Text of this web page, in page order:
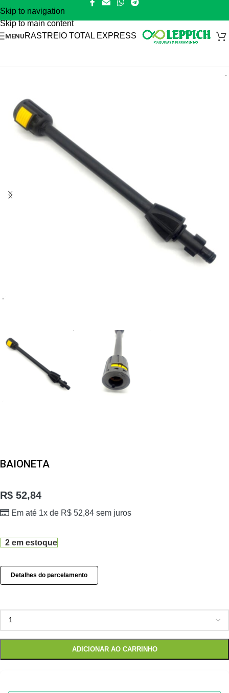
Skip to navigation
Skip to main content
MENU RASTREIO TOTAL EXPRESS
BAIONETA
R$ 52,84
Em até 1x de R$ 52,84 sem juros
2 em estoque
Detalhes do parcelamento
ADICIONAR AO CARRINHO